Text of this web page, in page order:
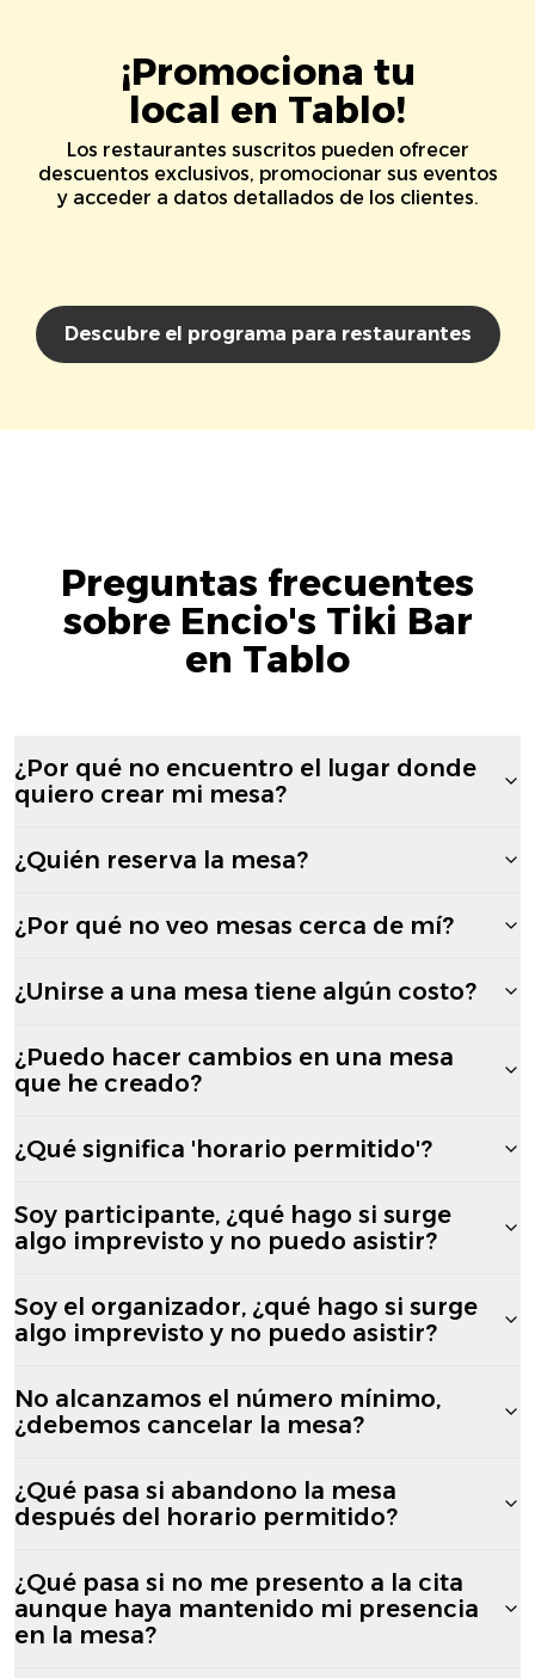
¡Promociona tu
local en Tablo!
Los restaurantes suscritos pueden ofrecer
descuentos exclusivos, promocionar sus eventos
y acceder a datos detallados de los clientes.
Descubre el programa para restaurantes
Preguntas frecuentes
sobre Encio's Tiki Bar
en Tablo
¿Por qué no encuentro el lugar donde
quiero crear mi mesa?
¿Quién reserva la mesa?
¿Por qué no veo mesas cerca de mí?
¿Unirse a una mesa tiene algún costo?
¿Puedo hacer cambios en una mesa
que he creado?
¿Qué significa 'horario permitido'?
Soy participante, ¿qué hago si surge
algo imprevisto y no puedo asistir?
Soy el organizador, ¿qué hago si surge
algo imprevisto y no puedo asistir?
No alcanzamos el número mínimo,
¿debemos cancelar la mesa?
¿Qué pasa si abandono la mesa
después del horario permitido?
¿Qué pasa si no me presento a la cita
aunque haya mantenido mi presencia
en la mesa?